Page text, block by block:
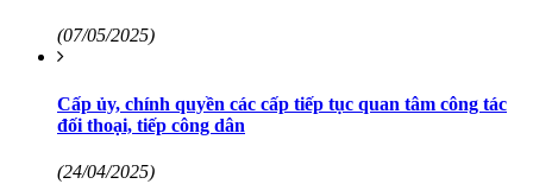
(07/05/2025)
Cấp ủy, chính quyền các cấp tiếp tục quan tâm công tác
đối thoại, tiếp công dân
(24/04/2025)